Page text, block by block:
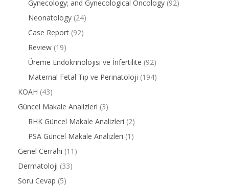
Gynecology; and Gynecological Oncology (92)
Neonatology (24)
Case Report (92)
Review (19)
Üreme Endokrinolojisi ve İnfertilite (92)
Maternal Fetal Tıp ve Perinatoloji (194)
KOAH (43)
Güncel Makale Analizleri (3)
RHK Güncel Makale Analizleri (2)
PSA Güncel Makale Analizleri (1)
Genel Cerrahi (11)
Dermatoloji (33)
Soru Cevap (5)